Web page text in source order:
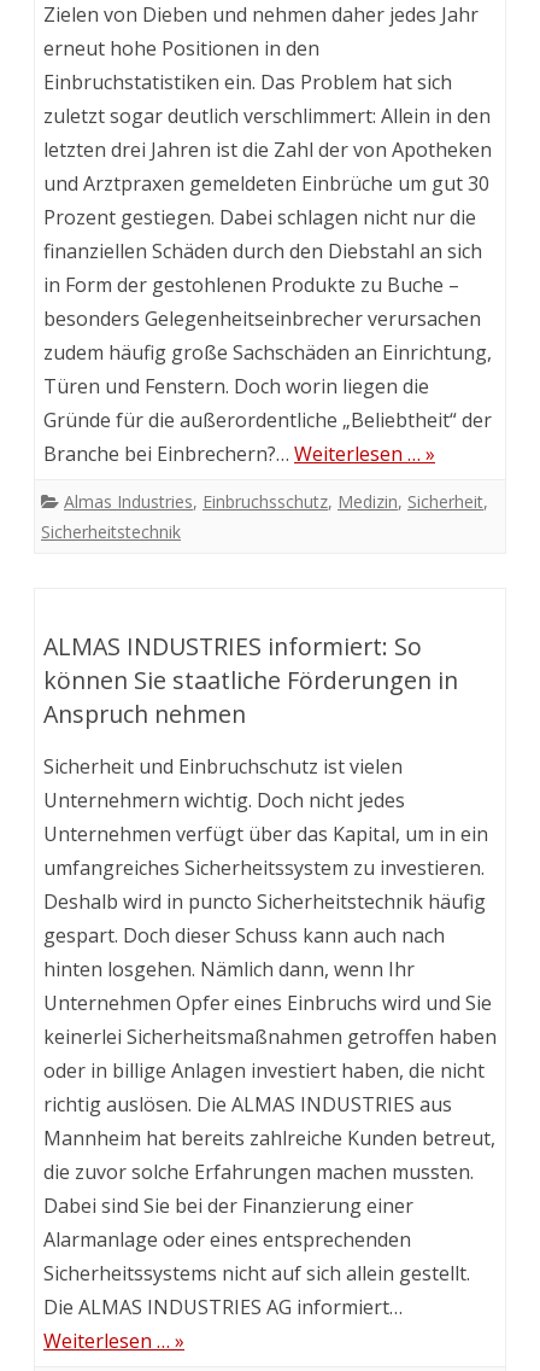
Zielen von Dieben und nehmen daher jedes Jahr
erneut hohe Positionen in den
Einbruchstatistiken ein. Das Problem hat sich
zuletzt sogar deutlich verschlimmert: Allein in den
letzten drei Jahren ist die Zahl der von Apotheken
und Arztpraxen gemeldeten Einbrüche um gut 30
Prozent gestiegen. Dabei schlagen nicht nur die
finanziellen Schäden durch den Diebstahl an sich
in Form der gestohlenen Produkte zu Buche –
besonders Gelegenheitseinbrecher verursachen
zudem häufig große Sachschäden an Einrichtung,
Türen und Fenstern. Doch worin liegen die
Gründe für die außerordentliche „Beliebtheit“ der
Branche bei Einbrechern?… Weiterlesen … »
Almas Industries, Einbruchsschutz, Medizin, Sicherheit,
Sicherheitstechnik
ALMAS INDUSTRIES informiert: So
können Sie staatliche Förderungen in
Anspruch nehmen
Sicherheit und Einbruchschutz ist vielen
Unternehmern wichtig. Doch nicht jedes
Unternehmen verfügt über das Kapital, um in ein
umfangreiches Sicherheitssystem zu investieren.
Deshalb wird in puncto Sicherheitstechnik häufig
gespart. Doch dieser Schuss kann auch nach
hinten losgehen. Nämlich dann, wenn Ihr
Unternehmen Opfer eines Einbruchs wird und Sie
keinerlei Sicherheitsmaßnahmen getroffen haben
oder in billige Anlagen investiert haben, die nicht
richtig auslösen. Die ALMAS INDUSTRIES aus
Mannheim hat bereits zahlreiche Kunden betreut,
die zuvor solche Erfahrungen machen mussten.
Dabei sind Sie bei der Finanzierung einer
Alarmanlage oder eines entsprechenden
Sicherheitssystems nicht auf sich allein gestellt.
Die ALMAS INDUSTRIES AG informiert…
Weiterlesen … »